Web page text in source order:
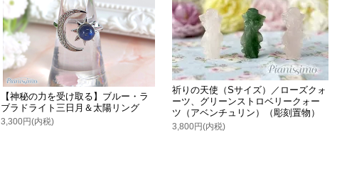
【神秘の力を受け取る】ブルー・ラ
ブラドライト三日月＆太陽リング
3,300円(内税)
祈りの天使（Sサイズ）／ローズクォ
ーツ、グリーンストロベリークォー
ツ（アベンチュリン）（彫刻置物）
3,800円(内税)